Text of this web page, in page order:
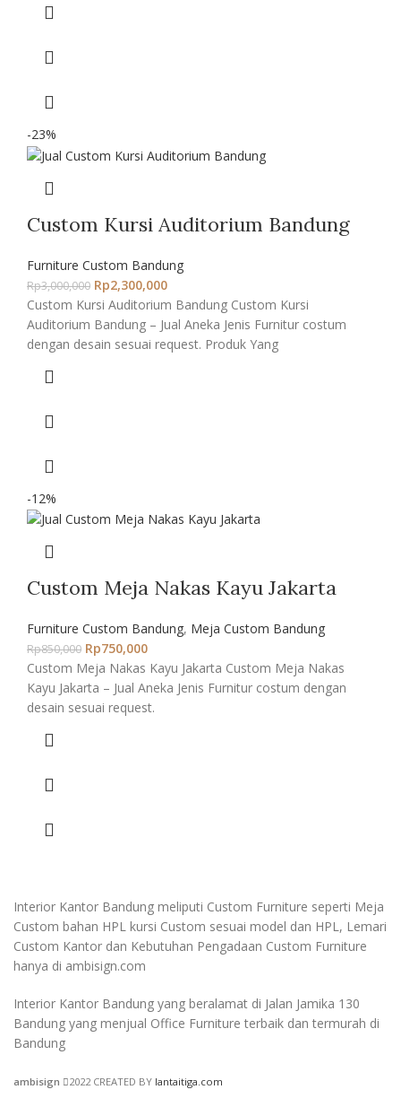
-23%
Custom Kursi Auditorium Bandung
Furniture Custom Bandung
Rp3,000,000 Rp2,300,000
Custom Kursi Auditorium Bandung Custom Kursi
Auditorium Bandung – Jual Aneka Jenis Furnitur costum
dengan desain sesuai request. Produk Yang
-12%
Custom Meja Nakas Kayu Jakarta
Furniture Custom Bandung, Meja Custom Bandung
Rp850,000 Rp750,000
Custom Meja Nakas Kayu Jakarta Custom Meja Nakas
Kayu Jakarta – Jual Aneka Jenis Furnitur costum dengan
desain sesuai request.
Interior Kantor Bandung meliputi Custom Furniture seperti Meja
Custom bahan HPL kursi Custom sesuai model dan HPL, Lemari
Custom Kantor dan Kebutuhan Pengadaan Custom Furniture
hanya di ambisign.com
Interior Kantor Bandung yang beralamat di Jalan Jamika 130
Bandung yang menjual Office Furniture terbaik dan termurah di
Bandung
ambisign 2022 CREATED BY lantaitiga.com